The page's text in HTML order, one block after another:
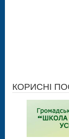
КОРИСНІ